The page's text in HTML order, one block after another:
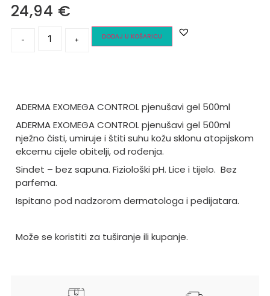
24,94 €
- + DODAJ U KOŠARICU
ADERMA EXOMEGA CONTROL pjenušavi gel 500ml
ADERMA EXOMEGA CONTROL pjenušavi gel 500ml
nježno čisti, umiruje i štiti suhu kožu sklonu atopijskom
ekcemu cijele obitelji, od rođenja.
Sindet – bez sapuna. Fiziološki pH. Lice i tijelo. Bez
parfema.
Ispitano pod nadzorom dermatologa i pedijatara.
Može se koristiti za tuširanje ili kupanje.